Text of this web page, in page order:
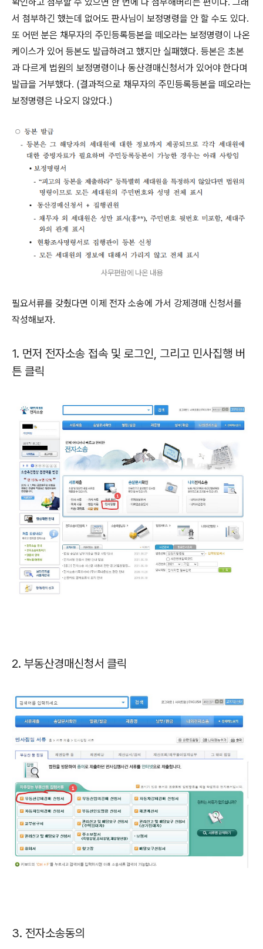
서 첨부하긴 했는데 없어도 판사님이 보정명령을 안 할 수도 있다.
또 어떤 분은 채무자의 주민등록등본을 떼오라는 보정명령이 나온
케이스가 있어 등본도 발급하려고 했지만 실패했다. 등본은 초본
과 다르게 법원의 보정명령이나 동산경매신청서가 있어야 한다며
발급을 거부했다. (결과적으로 채무자의 주민등록등본을 떼오라는
보정명령은 나오지 않았다.)
사무편람에 나온 내용
필요서류를 갖췄다면 이제 전자 소송에 가서 강제경매 신청서를
작성해보자.
1. 먼저 전자소송 접속 및 로그인, 그리고 민사집행 버
튼 클릭
2. 부동산경매신청서 클릭
3. 전자소송동의